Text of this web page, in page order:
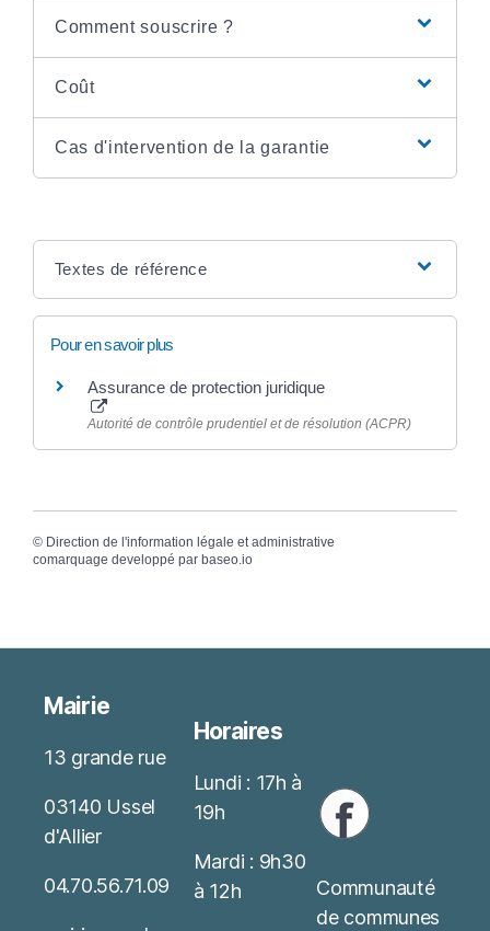
Comment souscrire ?
Coût
Cas d'intervention de la garantie
Textes de référence
Pour en savoir plus
Assurance de protection juridique
Autorité de contrôle prudentiel et de résolution (ACPR)
© Direction de l'information légale et administrative
comarquage developpé par baseo.io
Mairie
13 grande rue
03140 Ussel
d'Allier
04.70.56.71.09
Horaires
Lundi : 17h à
19h
Mardi : 9h30
à 12h
Communauté
de communes